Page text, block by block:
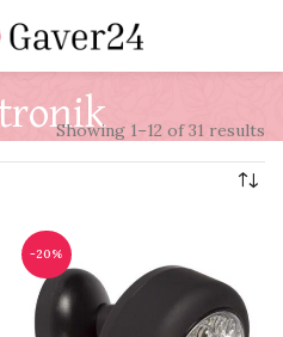
Showing 1–12 of 31 results
-20%